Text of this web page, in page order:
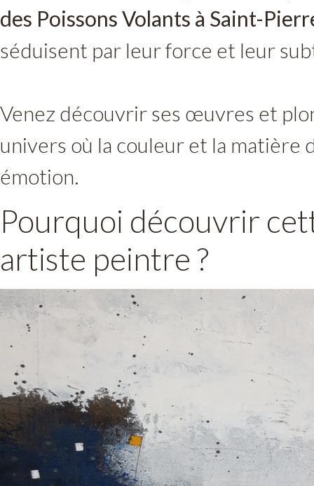
des Poissons Volants à Saint-
séduisent par leur force et leur
Venez découvrir ses œuvres et
univers où la couleur et la matière
émotion.
Pourquoi découvrir
artiste peintre ?